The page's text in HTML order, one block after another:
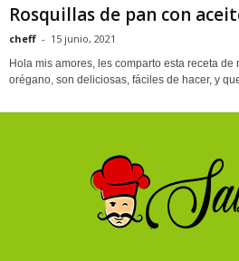
Rosquillas de pan con
cheff - 15 junio, 2021
Hola mis amores, les comparto esta receta
orégano, son deliciosas, fáciles de hacer, y